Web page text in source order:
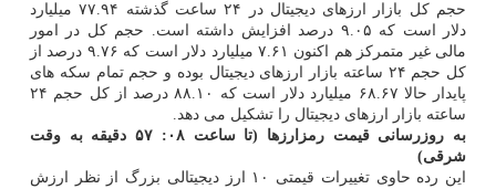
حجم کل بازار ارزهای دیجیتال در ۲۴ ساعت گذشته ۷۷.۹۴ میلیارد
دلار است که ۹.۰۵ درصد افزایش داشته است. حجم کل در امور
مالی غیر متمرکز هم اکنون ۷.۶۱ میلیارد دلار است که ۹.۷۶ درصد از
کل حجم ۲۴ ساعته بازار ارزهای دیجیتال بوده و حجم تمام سکه های
پایدار حالا ۶۸.۶۷ میلیارد دلار است که ۸۸.۱۰ درصد از کل حجم ۲۴
ساعته بازار ارزهای دیجیتال را تشکیل می دهد.
به روزرسانی قیمت رمزارزها (تا ساعت ۰۸: ۵۷ دقیقه به وقت
شرقی)
این رده حاوی تغییرات قیمتی ۱۰ ارز دیجیتالی بزرگ از نظر ارزش